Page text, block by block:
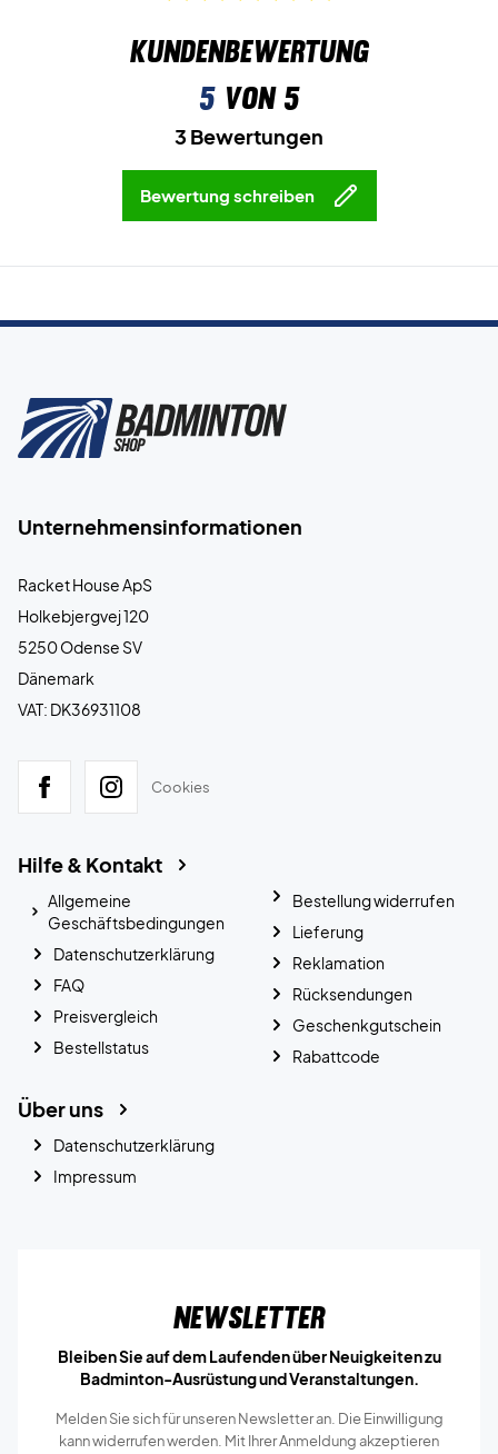
Kundenbewertung
5von 5
3 Bewertungen
Bewertung schreiben
Unternehmensinformationen
Racket House ApS
Holkebjergvej 120
5250 Odense SV
Dänemark
VAT: DK36931108
Cookies
Hilfe & Kontakt
Allgemeine
Geschäftsbedingungen
Datenschutzerklärung
FAQ
Preisvergleich
Bestellstatus
Bestellung widerrufen
Lieferung
Reklamation
Rücksendungen
Geschenkgutschein
Rabattcode
Über uns
Datenschutzerklärung
Impressum
Newsletter
Bleiben Sie auf dem Laufenden über Neuigkeiten zu
Badminton-Ausrüstung und Veranstaltungen.
Melden Sie sich für unseren Newsletter an. Die Einwilligung
kann widerrufen werden. Mit Ihrer Anmeldung akzeptieren